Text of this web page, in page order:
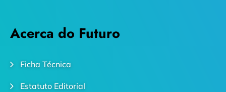
Acerca do Futuro
Ficha Técnica
Estatuto Editorial